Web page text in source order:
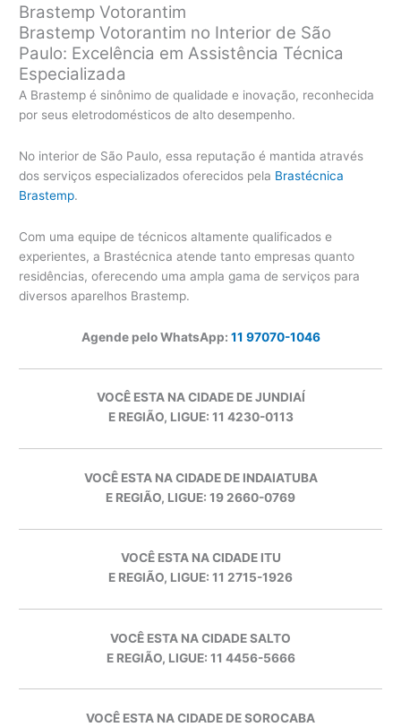
Brastemp Votorantim
Brastemp Votorantim no Interior de São
Paulo: Excelência em Assistência Técnica
Especializada
A Brastemp é sinônimo de qualidade e inovação, reconhecida
por seus eletrodomésticos de alto desempenho.
No interior de São Paulo, essa reputação é mantida através
dos serviços especializados oferecidos pela Brastécnica
Brastemp.
Com uma equipe de técnicos altamente qualificados e
experientes, a Brastécnica atende tanto empresas quanto
residências, oferecendo uma ampla gama de serviços para
diversos aparelhos Brastemp.
Agende pelo WhatsApp: 11 97070-1046
VOCÊ ESTA NA CIDADE DE JUNDIAÍ
E REGIÃO, LIGUE: 11 4230-0113
VOCÊ ESTA NA CIDADE DE INDAIATUBA
E REGIÃO, LIGUE: 19 2660-0769
VOCÊ ESTA NA CIDADE ITU
E REGIÃO, LIGUE: 11 2715-1926
VOCÊ ESTA NA CIDADE SALTO
E REGIÃO, LIGUE: 11 4456-5666
VOCÊ ESTA NA CIDADE DE SOROCABA